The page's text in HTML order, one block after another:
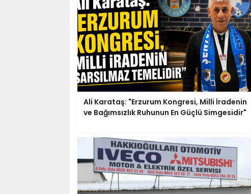
Ali Karataş: "Erzurum Kongresi, Milli İradenin
ve Bağımsızlık Ruhunun En Güçlü Simgesidir"